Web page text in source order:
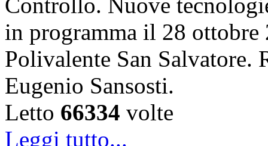
in programma il 28
Polivalente San Salvatore.
Eugenio Sansosti.
Letto 66334 volte
Leggi tutto...